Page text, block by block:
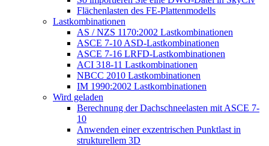
Flächenlasten des FE-Plattenmodells
Lastkombinationen
AS / NZS 1170:2002 Lastkombinationen
ASCE 7-10 ASD-Lastkombinationen
ASCE 7-16 LRFD-Lastkombinationen
ACI 318-11 Lastkombinationen
NBCC 2010 Lastkombinationen
IM 1990:2002 Lastkombinationen
Wird geladen
Berechnung der Dachschneelasten mit ASCE 7-
10
Anwenden einer exzentrischen Punktlast in
strukturellem 3D